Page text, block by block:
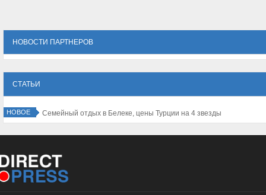
НОВОСТИ ПАРТНЕРОВ
СТАТЬИ
НОВОЕ